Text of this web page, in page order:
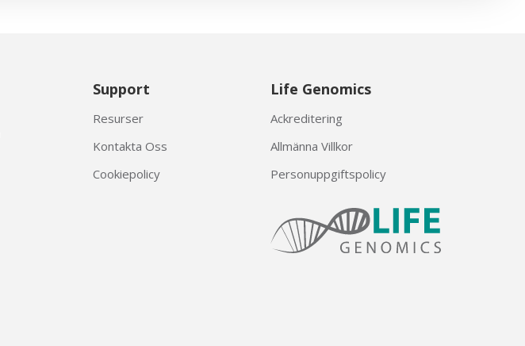
Support
Resurser
Kontakta Oss
Cookiepolicy
Life Genomics
Ackreditering
Allmänna Villkor
Personuppgiftspolicy